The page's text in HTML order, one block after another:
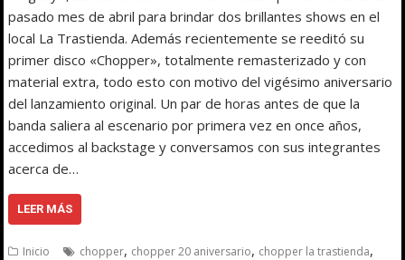
pasado mes de abril para brindar dos brillantes shows en el
local La Trastienda. Además recientemente se reeditó su
primer disco «Chopper», totalmente remasterizado y con
material extra, todo esto con motivo del vigésimo aniversario
del lanzamiento original. Un par de horas antes de que la
banda saliera al escenario por primera vez en once años,
accedimos al backstage y conversamos con sus integrantes
acerca de…
LEER MÁS
Inicio chopper, chopper 20 aniversario, chopper la trastienda,